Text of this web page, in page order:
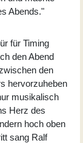
Abends."
für Timing
den Abend
den
hervorzuheben
musikalisch
Herz des
hoch oben
sang Ralf